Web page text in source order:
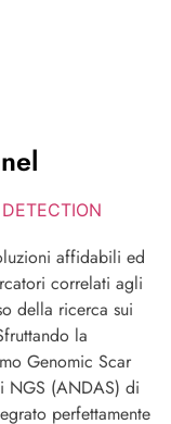
DETECTION
affidabili ed
correlati agli
della ricerca sui
la
Genomic Scar
NGS (ANDAS) di
perfettamente